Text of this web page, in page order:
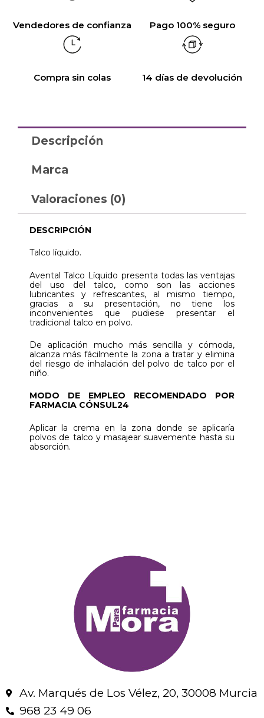
Vendedores de confianza Pago 100% seguro
Compra sin colas 14 días de devolución
Descripción
Marca
Valoraciones (0)
DESCRIPCIÓN
Talco líquido.
Avental Talco Líquido presenta todas las ventajas
del uso del talco, como son las acciones
lubricantes y refrescantes, al mismo tiempo,
gracias a su presentación, no tiene los
inconvenientes que pudiese presentar el
tradicional talco en polvo.
De aplicación mucho más sencilla y cómoda,
alcanza más fácilmente la zona a tratar y elimina
del riesgo de inhalación del polvo de talco por el
niño.
MODO DE EMPLEO RECOMENDADO POR
FARMACIA CÓNSUL24
Aplicar la crema en la zona donde se aplicaría
polvos de talco y masajear suavemente hasta su
absorción.
Av. Marqués de Los Vélez, 20, 30008 Murcia
968 23 49 06